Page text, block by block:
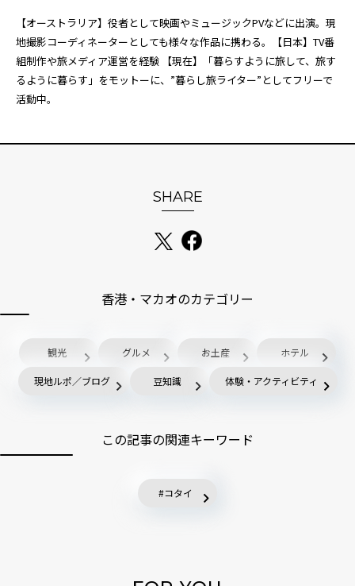
【オーストラリア】役者として映画やミュージックPVなどに出演。現
地撮影コーディネーターとしても様々な作品に携わる。【日本】TV番
組制作や旅メディア運営を経験 【現在】「暮らすように旅して、旅す
るように暮らす」をモットーに、”暮らし旅ライター”としてフリーで
活動中。
SHARE
香港・マカオのカテゴリー
観光 グルメ お土産 ホテル
現地ルポ／ブログ 豆知識 体験・アクティビティ
この記事の関連キーワード
コタイ